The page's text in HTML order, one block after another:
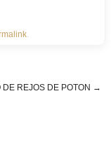
DE REJOS DE POTON →